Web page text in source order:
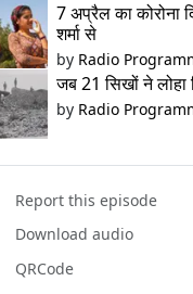
7 अप्रैल का कोरोना
शर्मा से
by Radio
जब 21 सिखों ने लोहा
by Radio
Report this episode
Download audio
QRCode